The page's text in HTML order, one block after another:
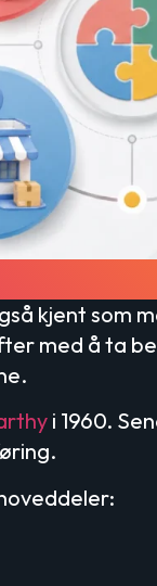
kjent som
med å ta
i 1960.